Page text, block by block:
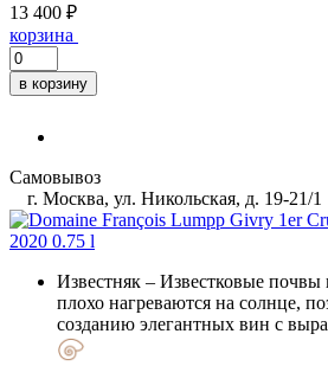
13 400 ₽
корзина
в корзину
Самовывоз
г. Москва, ул. Никольская, д. 19-21/1
Известняк – Известковые
плохо нагреваются на солнце,
созданию элегантных вин с